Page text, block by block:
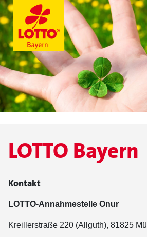
LOTTO Bayern
Kontakt
LOTTO-Annahmestelle Onur
Kreillerstraße 220 (Allguth), 81825